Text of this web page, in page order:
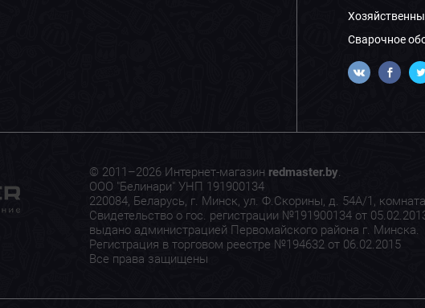
Сварочное
© 2011–2026 Интернет-магазин redmaster.by.
ООО "Белинари" УНП 191900134
220084, Беларусь, г. Минск, ул. Ф.Скорины, д. 54А/1,
Свидетельство о гос. регистрации №191900134 от
выдано администрацией Первомайского района г. Минска.
Регистрация в торговом реестре №194632 от 06.02.2015
Все права защищены